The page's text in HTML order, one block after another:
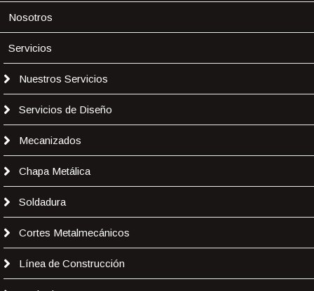
Nosotros
Servicios
Nuestros Servicios
Servicios de Diseño
Mecanizados
Chapa Metálica
Soldadura
Cortes Metalmecánicos
Línea de Construcción